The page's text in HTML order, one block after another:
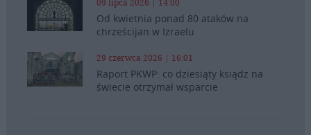
09 lipca 2026 | 14:00
Od kwietnia ponad 80 ataków na
chrześcijan w Izraelu
29 czerwca 2026 | 16:01
Raport PKWP: co dziesiąty ksiądz na
świecie otrzymał wsparcie